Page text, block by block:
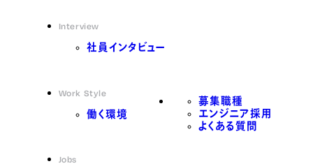
Interview
社員インタビュー
Work Style
働く環境
Jobs
募集職種
エンジニア採用
よくある質問